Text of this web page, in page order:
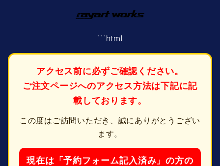
```html
アクセス前に必ずご確認ください。
ご注文ページへのアクセス方法は下記に記
載しております。
この度はご訪問いただき、誠にありがとうござい
ます。
現在は「予約フォーム記入済み」の方の